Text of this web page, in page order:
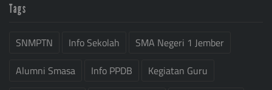
Tags
SNMPTN Info Sekolah
SMA Negeri 1 Jember
Alumni Smasa
Info PPDB
Kegiatan Guru